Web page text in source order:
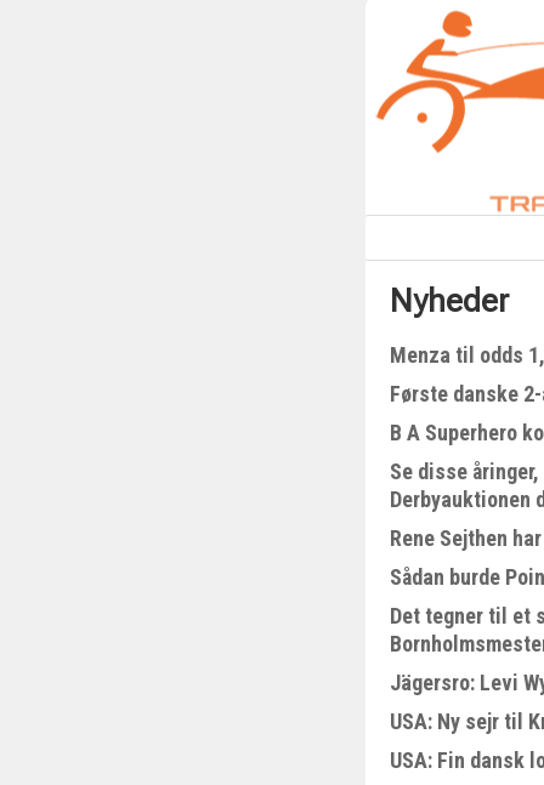
Nyheder
Menza til odds
Første danske
B A Superhero
Se disse
Derbyauktionen
Rene Sejthen
Sådan burde
Det tegner til et
Jägersro: Levi
USA: Ny sejr til
USA: Fin dansk